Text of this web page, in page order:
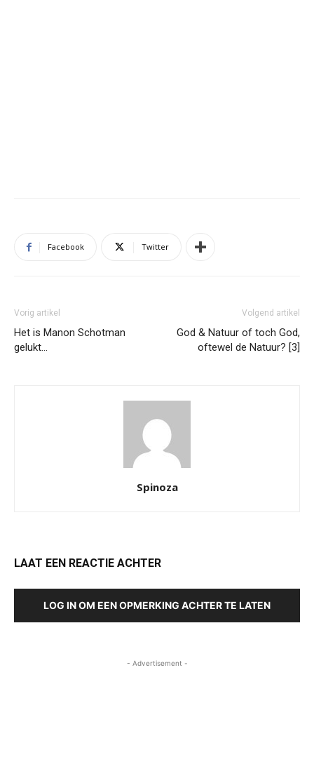
Facebook Twitter
Vorig artikel
Het is Manon Schotman
gelukt…
Volgend artikel
God & Natuur of toch God,
oftewel de Natuur? [3]
Spinoza
LAAT EEN REACTIE ACHTER
LOG IN OM EEN OPMERKING ACHTER TE LATEN
- Advertisement -